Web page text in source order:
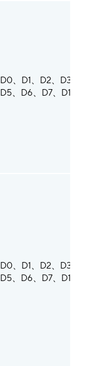
D0、D1、D2、D3、D4、
D5、D6、D7、D10
D0、D1、D2、D3、D4、
D5、D6、D7、D10、D14